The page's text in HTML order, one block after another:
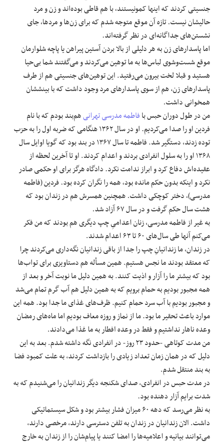
جنسیتی کردند که اینها کمونیستند، با هم قاطی بوده‌اند و زن و مرد
حالیشان نیست. تازه آن موقع متوجه شدم که برای زن‌ها و مردها، جای
نشستن‌های جداگانه‌ای در نظر گرفته‌اند.
اما پاسدارهای زن به هر دلیلی از بالا بردن آستین پیراهن‌ یا پاچه شلوارمان
موقع شست‌وشوی لباس‌ها به ما توهین می‌کردند و می‌گفتند شما بی‌حیا
هستید و قبلا لخت بیرون می‌رفتید. این توهین‌های جنسیتی هم از طرف
پاسدارهای زن، هم از سوی پاسدارهای مرد وجود داشت که با بینششان
همخوانی داشت.
من در طول دوران حبس بافاطمه مدرسی تهرانیهم‌بند بودم که با نام
فردین او را صدا می‌کردیم. او در سال ۱۳۶۲ هنگامی که ضربه اول را به حزب
توده زدند، دستگیر شد. فاطمه تا سال ۱۳۶۷ در بند بود که گویا اوایل سال
۱۳۶۸ او را به سلول انفرادی بردند و اعدام کردند. او تا آخرین لحظه از
عقیده‌اش دفاع کرد و ابراز ندامت نکرد. دادگاه هرگز برای او حکمی صادر
نکرد و اینکه بدون حکم مانده بود، همه را نگران کرده بود. فردین (فاطمه
مدرسی)، دختر کوچکی داشت. همچنین همسرش هم در زندان بود که
هشت سال حکم گرفت و در سال ۶۷ آزاد شد.
به‌ غیر از فاطمه مدرسی، زنان اعدامیِ چپ دیگری هم بودند که من فکر
می‌کنم آنها طی سال‌های ۶۰ تا ۶۳ اعدام شدند.
در زندان، ما زندانیانِ چپ را جدا از باقی زندانیان نگه‌داری می‌کردند چرا
که معتقد بودند ما نجس هستیم. همین مسأله هم دستاویزی برای تواب‌ها
بود که بیشتر ما را آزار و اذیت کنند. به همین دلیل ما نوبت آخر و بعد از
همه مجبور بودیم به حمام برویم که به‌ همین دلیل هم آب گرم تمام می‌شد
و مجبور بودیم با آب سرد حمام کنیم. ظرف‌های غذای ما جدا بود. همه این
موارد باعث تحقیر ما بود. ما از نماز و روزه معاف بودیم اما ماه‌های رمضان
وعده ناهار نداشتیم و فقط در وعده افطار به ما غذا می‌دادند.
من مدت کوتاهی -حدود ۲۳ روز- در انفرادی نگه داشته شدم. بعد به این
دلیل که در همان زمان تعداد زیادی را بازداشت کردند، به علت کمبود فضا
به بند منتقل شدم.
در مدت حبس در انفرادی، صدای شکنجه دیگر زندانیان را می‌شنیدم که به
شدت برایم آزار دهنده بود.
به نظر می‌رسد که دهه ۶۰ میزان فشار بیشتر بود و شکل سیستماتیکی
داشت. الان زندانیان در زندان به تلفن دسترسی دارند، مرخصی دارند،
می‌توانند بیانیه و اعلامیه‌ها را امضا کنند یا پیام‌شان را از زندان به خارج